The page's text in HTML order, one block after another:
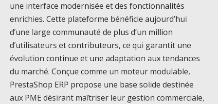
une interface modernisée et des fonctionnalités
enrichies. Cette plateforme bénéficie aujourd’hui
d’une large communauté de plus d’un million
d’utilisateurs et contributeurs, ce qui garantit une
évolution continue et une adaptation aux tendances
du marché. Conçue comme un moteur modulable,
PrestaShop ERP propose une base solide destinée
aux PME désirant maîtriser leur gestion commerciale,